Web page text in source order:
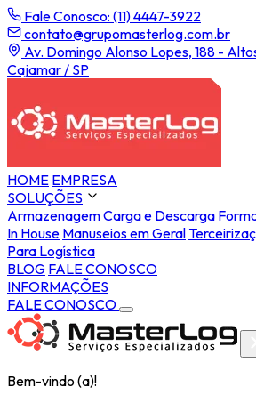
Fale Conosco: (11) 4447-3922
contato@grupomasterlog.com.br
Av. Domingo Alonso Lopes, 188 -
Cajamar / SP
HOME EMPRESA
SOLUÇÕES
ArmazenagemCarga e Descarga
In House Manuseios em Geral
Para Logística
BLOG FALE CONOSCO
INFORMAÇÕES
FALE CONOSCO
Bem-vindo (a)!